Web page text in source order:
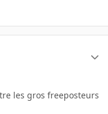
les gros freeposteurs